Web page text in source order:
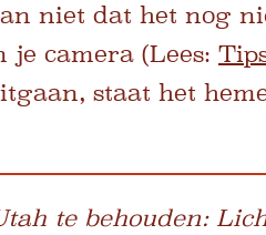
niet dat het nog
je camera (Lees:
staat het
te behouden: